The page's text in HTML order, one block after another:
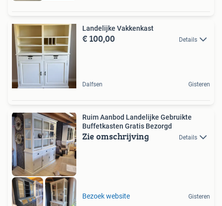
Landelijke Vakkenkast
€ 100,00 Details
Dalfsen Gisteren
Ruim Aanbod Landelijke Gebruikte
Buffetkasten Gratis Bezorgd
Zie omschrijving Details
Bezoek website Gisteren